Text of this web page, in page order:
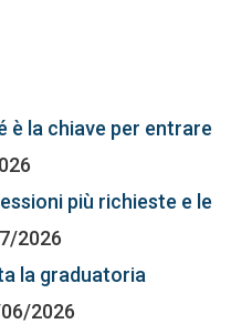
è la chiave per entrare
più richieste e le
2026
la graduatoria
2026